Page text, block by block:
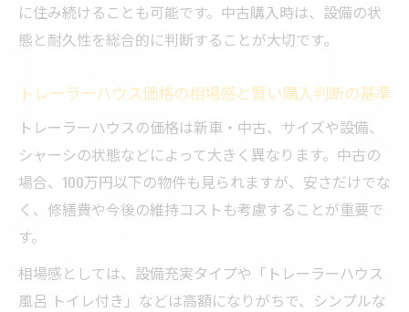
に住み続けることも可能です。中古購入時は、設備の状
態と耐久性を総合的に判断することが大切です。
トレーラーハウス価格の相場感と賢い購入判断の基準
トレーラーハウスの価格は新車・中古、サイズや設備、
シャーシの状態などによって大きく異なります。中古の
場合、100万円以下の物件も見られますが、安さだけでな
く、修繕費や今後の維持コストも考慮することが重要で
す。
相場感としては、設備充実タイプや「トレーラーハウス
風呂 トイレ付き」などは高額になりがちで、シンプルな